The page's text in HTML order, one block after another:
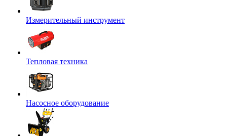
Измерительный инструмент
Тепловая техника
Насосное оборудование